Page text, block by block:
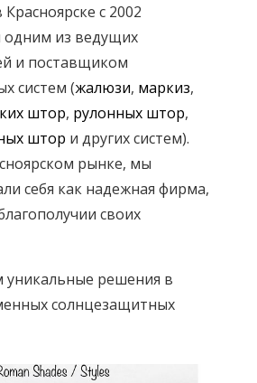
с 2002
одним из ведущих
и поставщиком
систем (жалюзи, маркиз,
штор, рулонных штор,
штор и других систем).
рынке, мы
себя как надежная фирма,
своих
решения в
солнцезащитных